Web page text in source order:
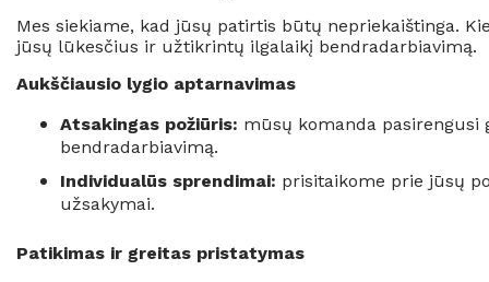
Mes siekiame, kad jūsų patirtis būtų nepriekaištinga.
jūsų lūkesčius ir užtikrintų ilgalaikį bendradarbiavimą.
Aukščiausio lygio aptarnavimas
Atsakingas požiūris: mūsų komanda
bendradarbiavimą.
Individualūs sprendimai: prisitaikome prie jūsų
užsakymai.
Patikimas ir greitas pristatymas